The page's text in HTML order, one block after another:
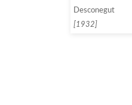
Desconegut
[1932]